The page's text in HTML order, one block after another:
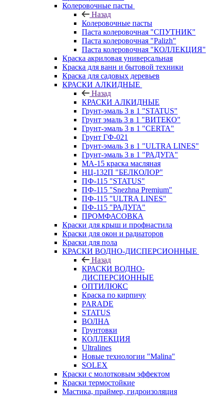
Колеровочные пасты
Назад
Колеровочные пасты
Паста колеровочная "СПУТНИК"
Паста колеровочная "Palizh"
Паста колеровочная "КОЛЛЕКЦИЯ"
Краска акриловая универсальная
Краска для ванн и бытовой техники
Краска для садовых деревьев
КРАСКИ АЛКИДНЫЕ
Назад
КРАСКИ АЛКИДНЫЕ
Грунт-эмаль 3 в 1 "STATUS"
Грунт эмаль 3 в 1 "ВИТЕКО"
Грунт-эмаль 3 в 1 "CERTA"
Грунт ГФ-021
Грунт-эмаль 3 в 1 "ULTRA LINES"
Грунт-эмаль 3 в 1 "РАДУГА"
МА-15 краска масляная
НЦ-132П "БЕЛКОЛОР"
ПФ-115 "STATUS"
ПФ-115 "Snezhna Premium"
ПФ-115 "ULTRA LINES"
ПФ-115 "РАДУГА"
ПРОМФАСОВКА
Краски для крыш и профнастила
Краски для окон и радиаторов
Краски для пола
КРАСКИ ВОДНО-ДИСПЕРСИОННЫЕ
Назад
КРАСКИ ВОДНО-
ДИСПЕРСИОННЫЕ
ОПТИЛЮКС
Краска по кирпичу
PARADE
STATUS
ВОЛНА
Грунтовки
КОЛЛЕКЦИЯ
Ultralines
Новые технологии "Malina"
SOLEX
Краски с молотковым эффектом
Краски термостойкие
Мастика, праймер, гидроизоляция